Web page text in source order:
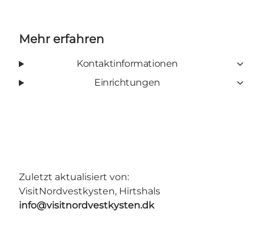
Mehr erfahren
Kontaktinformationen
Einrichtungen
Zuletzt aktualisiert von:
VisitNordvestkysten, Hirtshals
info@visitnordvestkysten.dk